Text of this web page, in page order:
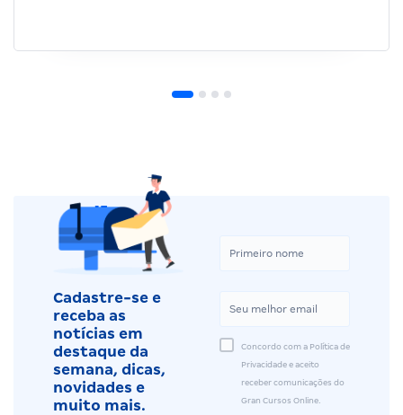
Cadastre-se e
receba as
notícias em
destaque da
semana, dicas,
novidades e
muito mais.
Concordo com a Política de
Privacidade e aceito
receber comunicações do
Gran Cursos Online.